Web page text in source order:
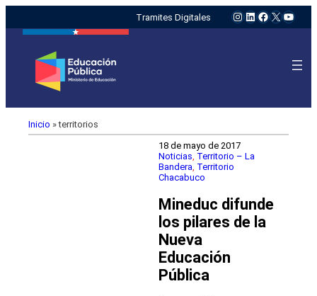
Tramites Digitales Instagram
LinkedIn
Facebook
X
Inicio »territorios
18 de mayo de 2017
Noticias Territorio – La
Bandera Territorio
Chacabuco
Mineduc difunde
los pilares de la
Nueva
Educación
Pública